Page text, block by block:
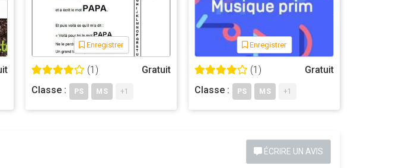
le jeu au site avec les avantages qui en découlent.
Enregistrer
(1)
Gratuit
Classe :
PS MS +1
Enregistrer
(1)
Gratuit
Classe :
PS MS +1
ÉCRIRE UN AVIS